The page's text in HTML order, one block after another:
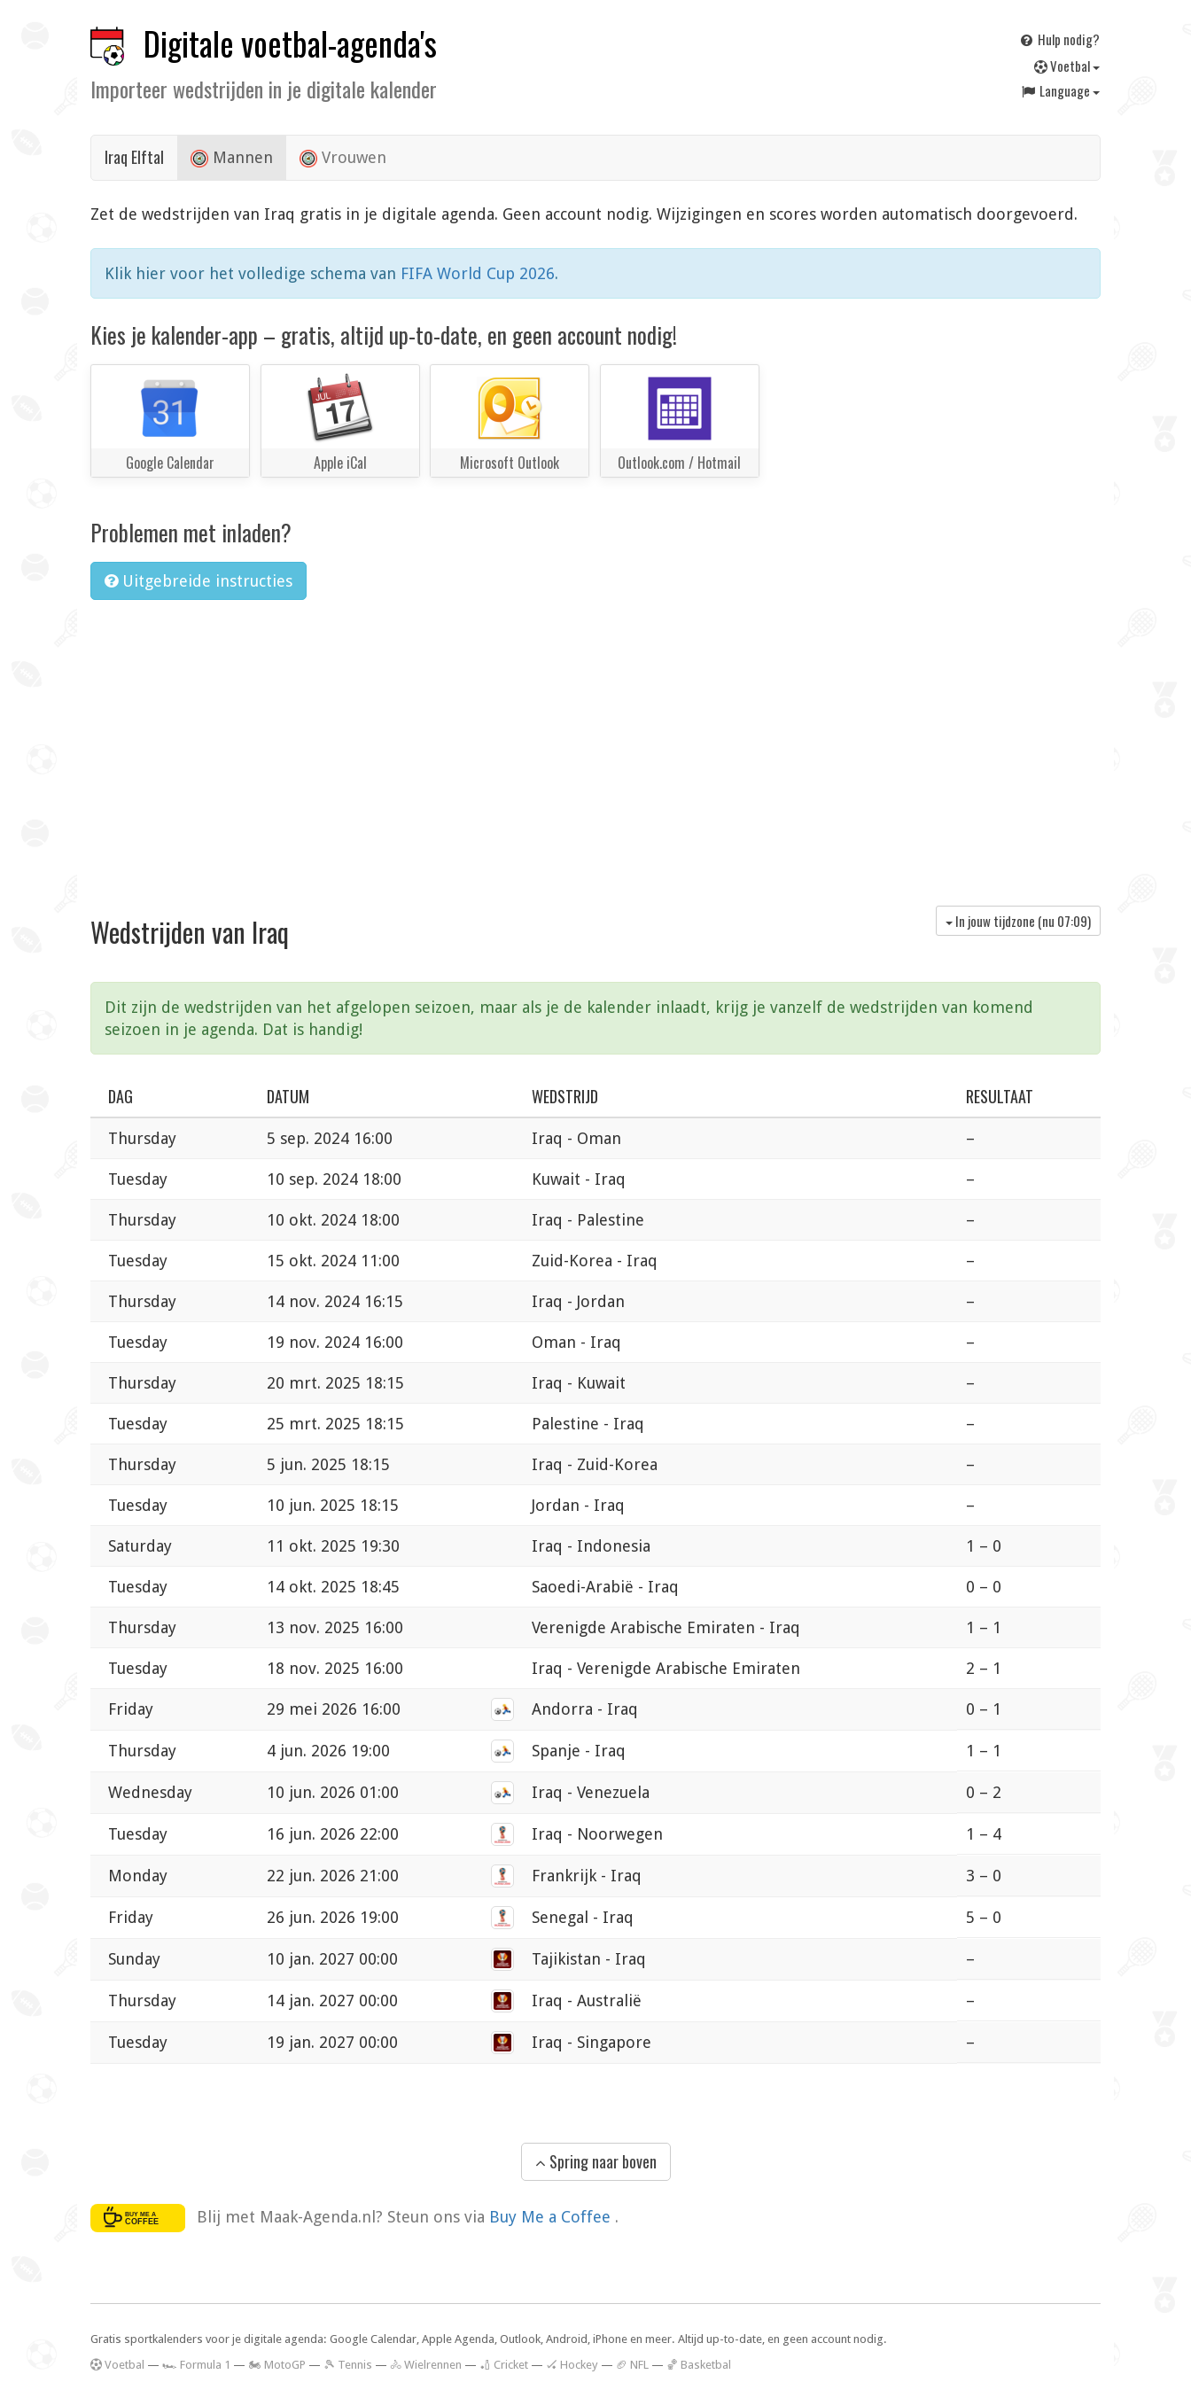
Digitale voetbal-agenda's
Importeer wedstrijden in je digitale kalender
Hulp nodig?
Voetbal
Language
Iraq Elftal Mannen Vrouwen
Zet de wedstrijden van Iraq gratis in je digitale agenda. Geen account nodig. Wijzigingen en scores worden automatisch doorgevoerd.
Klik hier voor het volledige schema van FIFA World Cup 2026.
Kies je kalender-app – gratis, altijd up-to-date, en geen account nodig!
Google Calendar Apple iCal Microsoft Outlook Outlook.com / Hotmail
Problemen met inladen?
Uitgebreide instructies
Wedstrijden van Iraq In jouw tijdzone (nu 07:09)
Dit zijn de wedstrijden van het afgelopen seizoen, maar als je de kalender inlaadt, krijg je vanzelf de wedstrijden van komend
seizoen in je agenda. Dat is handig!
DAG DATUM WEDSTRIJD RESULTAAT
Thursday 5 sep. 2024 16:00 Iraq - Oman –
Tuesday 10 sep. 2024 18:00 Kuwait - Iraq –
Thursday 10 okt. 2024 18:00 Iraq - Palestine –
Tuesday 15 okt. 2024 11:00 Zuid-Korea - Iraq –
Thursday 14 nov. 2024 16:15 Iraq - Jordan –
Tuesday 19 nov. 2024 16:00 Oman - Iraq –
Thursday 20 mrt. 2025 18:15 Iraq - Kuwait –
Tuesday 25 mrt. 2025 18:15 Palestine - Iraq –
Thursday 5 jun. 2025 18:15 Iraq - Zuid-Korea –
Tuesday 10 jun. 2025 18:15 Jordan - Iraq –
Saturday 11 okt. 2025 19:30 Iraq - Indonesia 1 – 0
Tuesday 14 okt. 2025 18:45 Saoedi-Arabië - Iraq 0 – 0
Thursday 13 nov. 2025 16:00 Verenigde Arabische Emiraten - Iraq 1 – 1
Tuesday 18 nov. 2025 16:00 Iraq - Verenigde Arabische Emiraten 2 – 1
Friday 29 mei 2026 16:00 Andorra - Iraq 0 – 1
Thursday 4 jun. 2026 19:00 Spanje - Iraq 1 – 1
Wednesday 10 jun. 2026 01:00 Iraq - Venezuela 0 – 2
Tuesday 16 jun. 2026 22:00 Iraq - Noorwegen 1 – 4
Monday 22 jun. 2026 21:00 Frankrijk - Iraq 3 – 0
Friday 26 jun. 2026 19:00 Senegal - Iraq 5 – 0
Sunday 10 jan. 2027 00:00 Tajikistan - Iraq –
Thursday 14 jan. 2027 00:00 Iraq - Australië –
Tuesday 19 jan. 2027 00:00 Iraq - Singapore –
Spring naar boven
Blij met Maak-Agenda.nl? Steun ons via Buy Me a Coffee .
Gratis sportkalenders voor je digitale agenda: Google Calendar, Apple Agenda, Outlook, Android, iPhone en meer. Altijd up-to-date, en geen account nodig.
Voetbal — 🏎️ Formula 1 — 🏍 MotoGP — 🎾 Tennis — 🚴 Wielrennen — 🏏 Cricket — 🏑 Hockey — 🏈 NFL — 🏀 Basketbal